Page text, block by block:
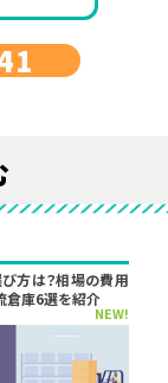
方は？相場の費用
倉庫6選を紹介
NEW!